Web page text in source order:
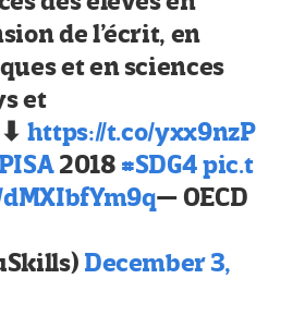
de l’écrit, en
et en sciences
et
https://t.co/yxx9nzP
2018 #SDG4pic.t
— OECD
December 3,